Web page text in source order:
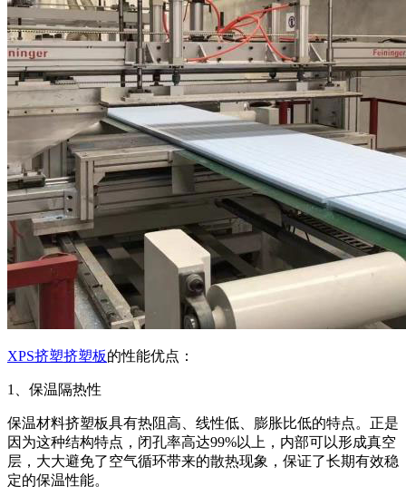
XPS挤塑挤塑板的性能优点：
1、保温隔热性
保温材料挤塑板具有热阻高、线性低、膨胀比低的特点。正是
因为这种结构特点，闭孔率高达99%以上，内部可以形成真空
层，大大避免了空气循环带来的散热现象，保证了长期有效稳
定的保温性能。